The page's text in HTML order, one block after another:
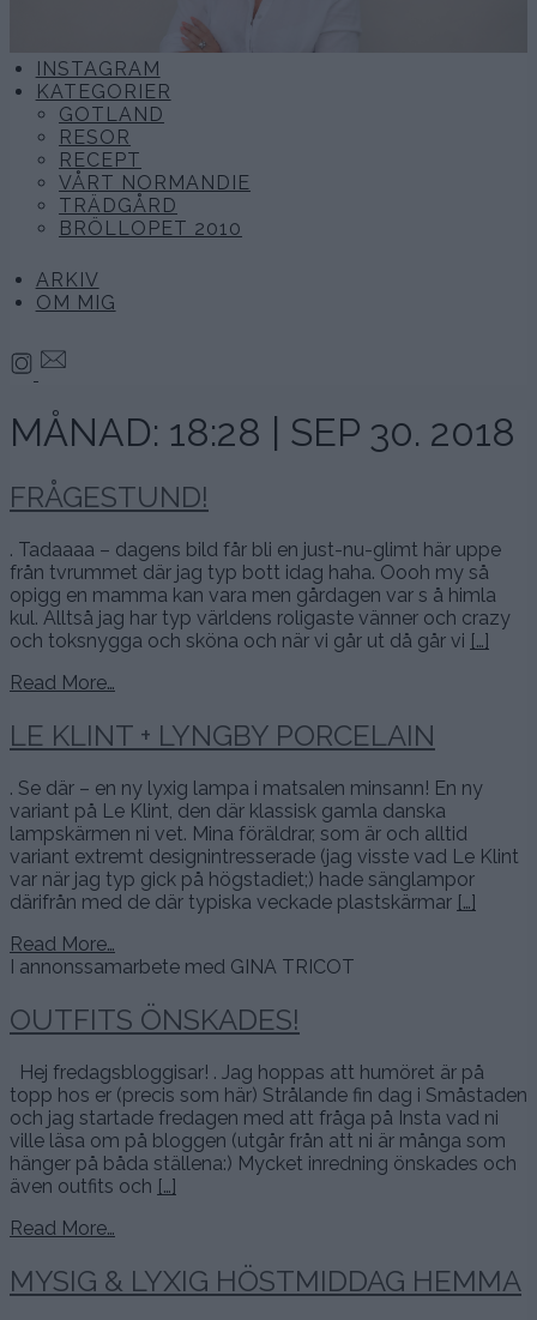
INSTAGRAM
KATEGORIER
GOTLAND
RESOR
RECEPT
VÅRT NORMANDIE
TRÄDGÅRD
BRÖLLOPET 2010
ARKIV
OM MIG
MÅNAD: 18:28 | SEP 30. 2018
FRÅGESTUND!
. Tadaaaa – dagens bild får bli en just-nu-glimt här uppe
från tvrummet där jag typ bott idag haha. Oooh my så
opigg en mamma kan vara men gårdagen var s å himla
kul. Alltså jag har typ världens roligaste vänner och crazy
och toksnygga och sköna och när vi går ut då går vi […]
Read More…
LE KLINT + LYNGBY PORCELAIN
. Se där – en ny lyxig lampa i matsalen minsann! En ny
variant på Le Klint, den där klassisk gamla danska
lampskärmen ni vet. Mina föräldrar, som är och alltid
variant extremt designintresserade (jag visste vad Le Klint
var när jag typ gick på högstadiet;) hade sänglampor
därifrån med de där typiska veckade plastskärmar […]
Read More…
I annonssamarbete med GINA TRICOT
OUTFITS ÖNSKADES!
Hej fredagsbloggisar! . Jag hoppas att humöret är på
topp hos er (precis som här) Strålande fin dag i Småstaden
och jag startade fredagen med att fråga på Insta vad ni
ville läsa om på bloggen (utgår från att ni är många som
hänger på båda ställena:) Mycket inredning önskades och
även outfits och […]
Read More…
MYSIG & LYXIG HÖSTMIDDAG HEMMA